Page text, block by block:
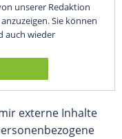
unserer Redaktion
Sie können
auch wieder
externe Inhalte